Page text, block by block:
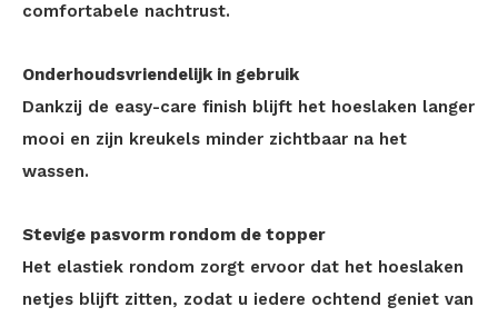
comfortabele nachtrust.
Onderhoudsvriendelijk in gebruik
Dankzij de easy-care finish blijft het hoeslaken langer
mooi en zijn kreukels minder zichtbaar na het
wassen.
Stevige pasvorm rondom de topper
Het elastiek rondom zorgt ervoor dat het hoeslaken
netjes blijft zitten, zodat u iedere ochtend geniet van